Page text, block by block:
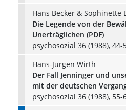
Hans Becker & Sophinette
Die Legende von der
Unerträglichen (PDF)
psychosozial 36 (1988), 44-
Hans-Jürgen Wirth
Der Fall Jenninger und
mit der deutschen
psychosozial 36 (1988), 55-